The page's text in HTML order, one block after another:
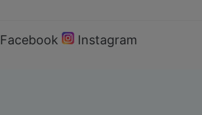
Facebook Instagram